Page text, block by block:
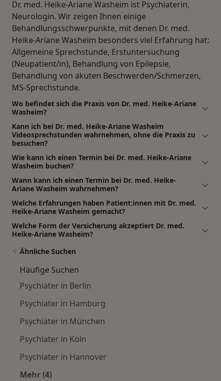
Dr. med. Heike-Ariane Washeim ist Psychiaterin,
Neurologin. Wir zeigen Ihnen einige
Behandlungsschwerpunkte, mit denen Dr. med.
Heike-Ariane Washeim besonders viel Erfahrung hat:
Allgemeine Sprechstunde, Erstuntersuchung
(Neupatient/in), Behandlung von Epilepsie,
Behandlung von akuten Beschwerden/Schmerzen,
MS-Sprechstunde.
Wo befindet sich die Praxis von Dr. med. Heike-Ariane
Washeim?
Kann ich bei Dr. med. Heike-Ariane Washeim
Videosprechstunden wahrnehmen, ohne die Praxis zu
besuchen?
Wie kann ich einen Termin bei Dr. med. Heike-Ariane
Washeim buchen?
Wann kann ich einen Termin bei Dr. med. Heike-
Ariane Washeim wahrnehmen?
Welche Erfahrungen haben Patient:innen mit Dr. med.
Heike-Ariane Washeim gemacht?
Welche Form der Versicherung akzeptiert Dr. med.
Heike-Ariane Washeim?
Ähnliche Suchen
Häufige Suchen
Psychiater in Berlin
Psychiater in Hamburg
Psychiater in München
Psychiater in Köln
Psychiater in Hannover
Mehr (4)